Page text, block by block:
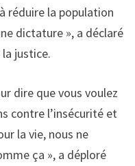
réduire la population
dictature », a déclaré
justice.
dire que vous voulez
contre l’insécurité et
la vie, nous ne
ça », a déploré